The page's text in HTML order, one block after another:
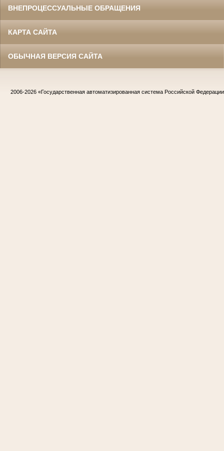
ВНЕПРОЦЕССУАЛЬНЫЕ ОБРАЩЕНИЯ
КАРТА САЙТА
ОБЫЧНАЯ ВЕРСИЯ САЙТА
2006-2026 «Государственная автоматизированная система Российской